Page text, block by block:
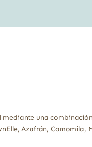
una
Azafrán, Camomila,